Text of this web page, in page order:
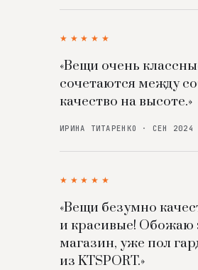
★★★★★
«Вещи очень
сочетаются между
качество на высоте.»
ИРИНА ТИТАРЕНКО · СЕН 2024
★★★★★
«Вещи безумно
и красивые! Обожаю
магазин, уже пол
из KTSPORT.»